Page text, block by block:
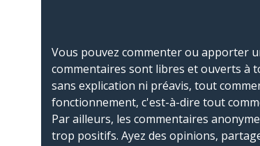
Vous pouvez commenter ou apporter
commentaires sont libres et ouverts à
sans explication ni préavis, tout
fonctionnement, c'est-à-dire tout
Par ailleurs, les commentaires
trop positifs. Ayez des opinions,